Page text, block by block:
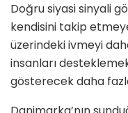
Doğru siyasi sinyali
kendisini takip
üzerindeki ivmeyi
insanları
gösterecek daha